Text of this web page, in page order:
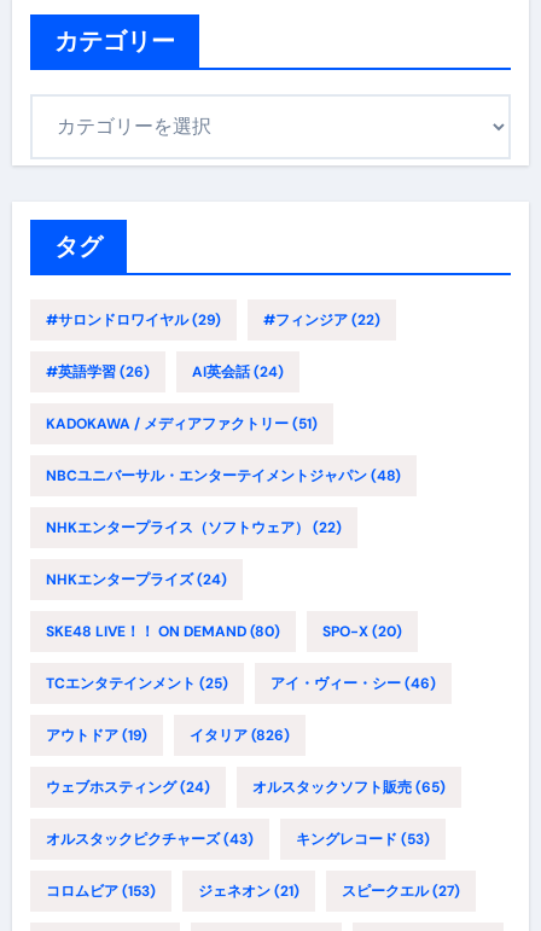
カテゴリー
タグ
#サロンドロワイヤル(29) #フィンジア(22)
#英語学習(26) AI英会話(24)
KADOKAWA / メディアファクトリー(51)
NBCユニバーサル・エンターテイメントジャパン(48)
NHKエンタープライス（ソフトウェア） (22)
NHKエンタープライズ(24)
SKE48 LIVE！！ ON DEMAND(80) SPO-X(20)
TCエンタテインメント (25) アイ・ヴィー・シー(46)
アウトドア(19) イタリア(826)
ウェブホスティング(24) オルスタックソフト販売(65)
オルスタックピクチャーズ(43) キングレコード (53)
コロムビア(153) ジェネオン(21) スピークエル(27)